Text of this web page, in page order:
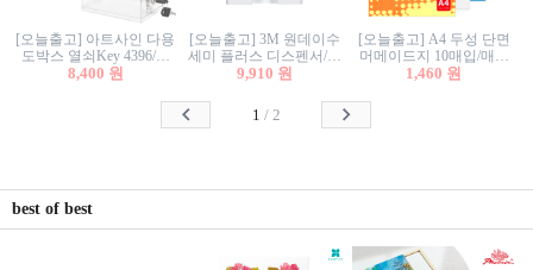
[오늘출고] 아트사인 다용
도박스 열쇠Key 4396/투
표함/건의함/모금함/응모
8,400 원
[오늘출고] 3M 원데이수
세미 플러스 디스펜서/소
프트수세미5매+강력수세
9,910 원
[오늘출고] A4 두성 단면
머메이드지 10매입/매직
터치/색지/색상지/색복사
칼라색지/고급복사지
1,460 원
1 / 2
best of best